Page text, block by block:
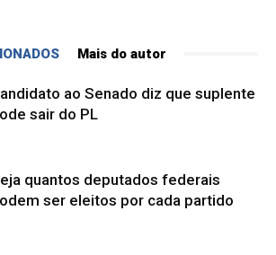
Mais do autor
ao Senado diz que suplente
sair do PL
quantos deputados federais
ser eleitos por cada partido